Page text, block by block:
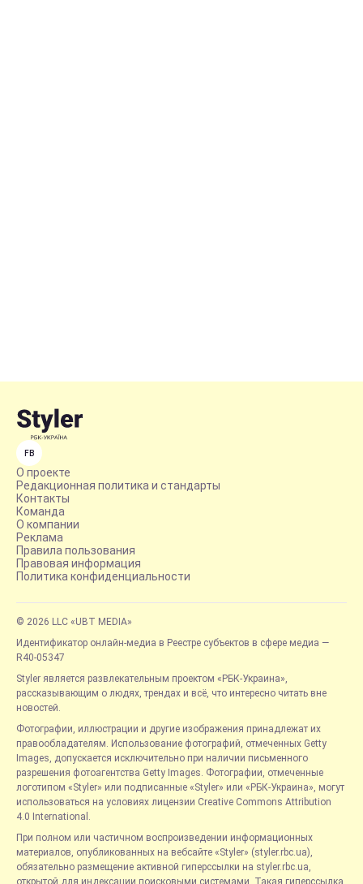
FB
О проекте
Редакционная политика и стандарты
Контакты
Команда
О компании
Реклама
Правила пользования
Правовая информация
Политика конфиденциальности
© 2026 LLC «UBT MEDIA»
Идентификатор онлайн-медиа в Реестре субъектов в сфере медиа —
R40-05347
Styler является развлекательным проектом «РБК-Украина»,
рассказывающим о людях, трендах и всё, что интересно читать вне
новостей.
Фотографии, иллюстрации и другие изображения принадлежат их
правообладателям. Использование фотографий, отмеченных Getty
Images, допускается исключительно при наличии письменного
разрешения фотоагентства Getty Images. Фотографии, отмеченные
логотипом «Styler» или подписанные «Styler» или «РБК-Украина», могут
использоваться на условиях лицензии Creative Commons Attribution
4.0 International.
При полном или частичном воспроизведении информационных
материалов, опубликованных на вебсайте «Styler» (styler.rbc.ua),
обязательно размещение активной гиперссылки на styler.rbc.ua,